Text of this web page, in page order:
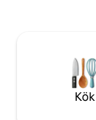
Kök